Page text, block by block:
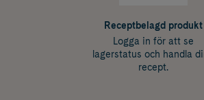
Receptbelagd produkt
Logga in för att se
lagerstatus och handla
recept.